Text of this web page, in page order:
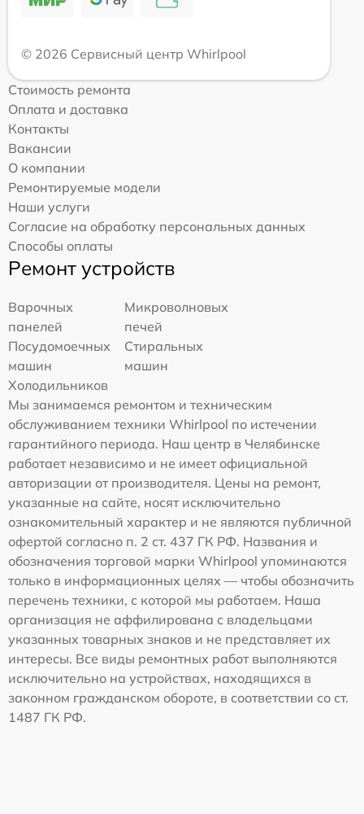
© 2026 Сервисный центр Whirlpool
Стоимость ремонта
Оплата и доставка
Контакты
Вакансии
О компании
Ремонтируемые модели
Наши услуги
Согласие на обработку персональных данных
Способы оплаты
Ремонт устройств
Варочных
панелей
Микроволновых
печей
Посудомоечных
машин
Стиральных
машин
Холодильников
Мы занимаемся ремонтом и техническим
обслуживанием техники Whirlpool по истечении
гарантийного периода. Наш центр в Челябинске
работает независимо и не имеет официальной
авторизации от производителя. Цены на ремонт,
указанные на сайте, носят исключительно
ознакомительный характер и не являются публичной
офертой согласно п. 2 ст. 437 ГК РФ. Названия и
обозначения торговой марки Whirlpool упоминаются
только в информационных целях — чтобы обозначить
перечень техники, с которой мы работаем. Наша
организация не аффилирована с владельцами
указанных товарных знаков и не представляет их
интересы. Все виды ремонтных работ выполняются
исключительно на устройствах, находящихся в
законном гражданском обороте, в соответствии со ст.
1487 ГК РФ.